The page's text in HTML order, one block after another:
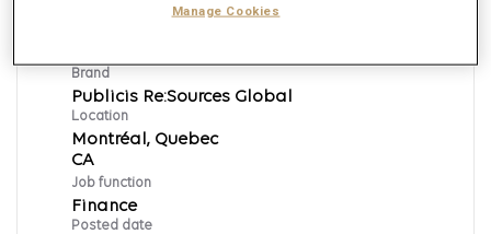
Directeur de la paie, Canada
Brand
Publicis Re:Sources Global
Location
Montréal, Quebec
Job function
Finance
Posted date
Manage Cookies